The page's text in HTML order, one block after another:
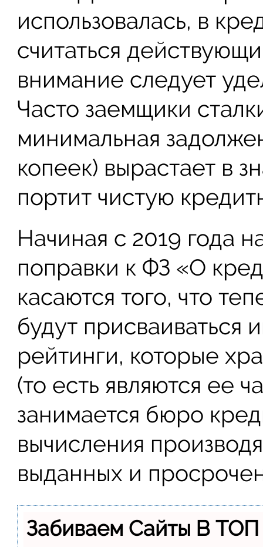
использовалась, в
считаться
внимание следует
Часто заемщики
минимальная
копеек) вырастает в
портит чистую
Начиная с 2019 года
поправки к ФЗ «О
касаются того, что
будут присваиваться
рейтинги, которые
(то есть являются ее
занимается бюро
вычисления
выданных и
Забиваем Сайты В